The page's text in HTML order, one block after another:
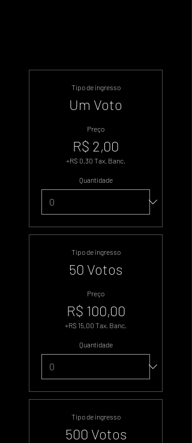
Tipo de ingresso
Um Voto
Preço
R$ 2,00
+R$ 0,30 Tax. Banc.
Quantidade
Tipo de ingresso
50 Votos
Preço
R$ 100,00
+R$ 15,00 Tax. Banc.
Quantidade
Tipo de ingresso
500 Votos